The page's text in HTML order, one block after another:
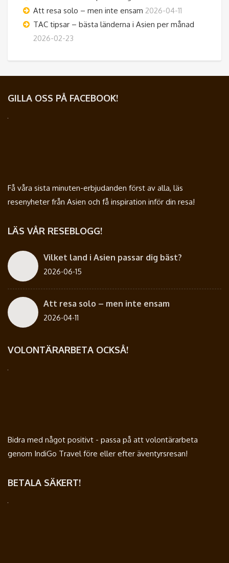
Att resa solo – men inte ensam 2026-04-11
TAC tipsar – bästa länderna i Asien per månad
2026-02-23
GILLA OSS PÅ FACEBOOK!
Få våra sista minuten-erbjudanden först av alla, läs
resenyheter från Asien och få inspiration inför din resa!
LÄS VÅR RESEBLOGG!
Vilket land i Asien passar dig bäst?
2026-06-15
Att resa solo – men inte ensam
2026-04-11
VOLONTÄRARBETA OCKSÅ!
Bidra med något positivt - passa på att volontärarbeta
genom IndiGo Travel före eller efter äventyrsresan!
BETALA SÄKERT!